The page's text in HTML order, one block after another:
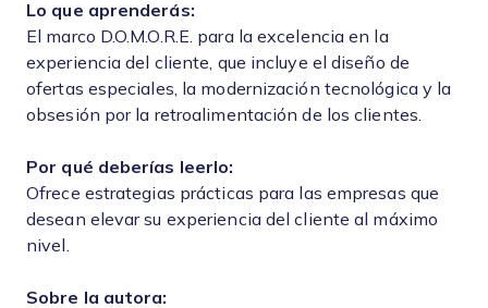
Lo que aprenderás:
El marco D.O.M.O.R.E. para la excelencia en la
experiencia del cliente, que incluye el diseño de
ofertas especiales, la modernización tecnológica y la
obsesión por la retroalimentación de los clientes.
Por qué deberías leerlo:
Ofrece estrategias prácticas para las empresas que
desean elevar su experiencia del cliente al máximo
nivel.
Sobre la autora: